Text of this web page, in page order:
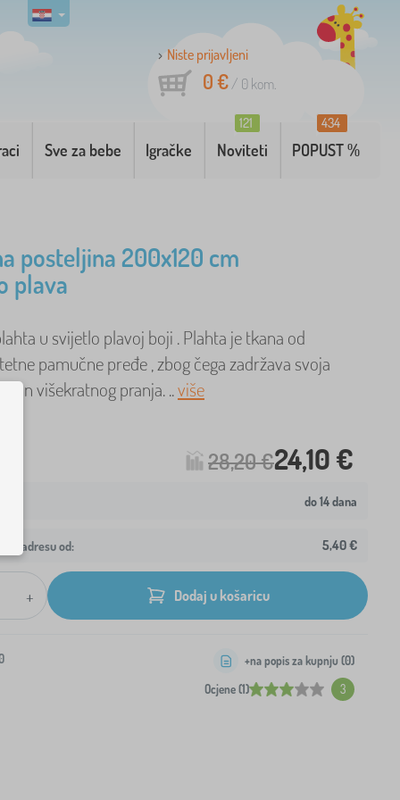
Niste prijavljeni
0 €/ 0 kom.
Sve za bebe Igračke Noviteti
121
POPUST %
434
posteljina 200x120 cm
plava
u svijetlo plavoj boji . Plahta je tkana od
pamučne pređe , zbog čega zadržava svoja
višekratnog pranja. ..više
28,20 €24,10 €
do 14 dana
adresu od: 5,40 €
+ Dodaj u košaricu
Ocjene (1) 3
+na popis za kupnju (0)